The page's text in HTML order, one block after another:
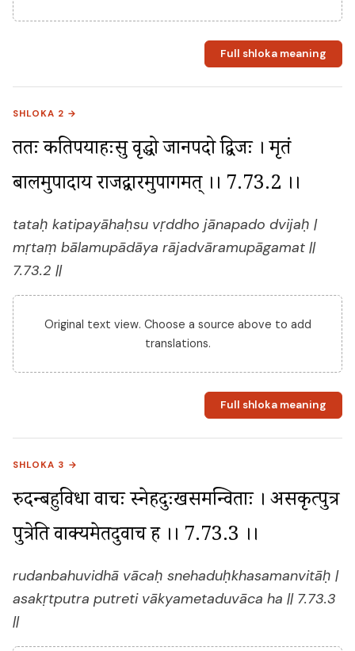
Full shloka meaning
SHLOKA 2 →
ततः कतिपयाहःसु वृद्धो जानपदो द्विजः । मृतं
बालमुपादाय राजद्वारमुपागमत् ।। 7.73.2 ।।
tataḥ katipayāhaḥsu vṛddho jānapado dvijaḥ |
mṛtaṃ bālamupādāya rājadvāramupāgamat ||
7.73.2 ||
Original text view. Choose a source above to add
translations.
Full shloka meaning
SHLOKA 3 →
रुदन्बहुविधा वाचः स्नेहदुःखसमन्विताः । असकृत्पुत्र
पुत्रेति वाक्यमेतदुवाच ह ।। 7.73.3 ।।
rudanbahuvidhā vācaḥ snehaduḥkhasamanvitāḥ |
asakṛtputra putreti vākyametaduvāca ha || 7.73.3
||